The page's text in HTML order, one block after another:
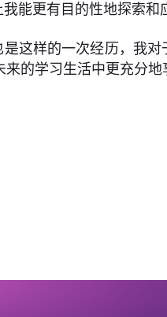
能更有目的性地探索和
这样的一次经历，我
的学习生活中更充分